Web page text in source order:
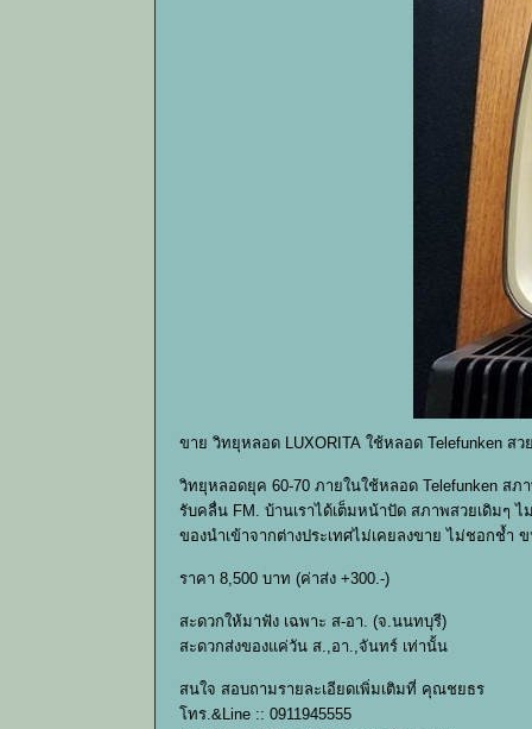
ขาย วิทยุหลอด LUXORITA ใช้หลอด Telefunken ส
วิทยุหลอดยุค 60-70 ภายในใช้หลอด Telefunken ส
รับคลื่น FM. บ้านเราได้เต็มหน้าปัด สภาพสวยเดิมๆ
ของนำเข้าจากต่างประเทศไม่เคยลงขาย ไม่ชอกช้ำ
ราคา 8,500 บาท (ค่าส่ง +300.-)
สะดวกให้มาฟัง เฉพาะ ส-อา. (จ.นนทบุรี)
สะดวกส่งของแค่วัน ส.,อา.,จันทร์ เท่านั้น
สนใจ สอบถามรายละเอียดเพิ่มเติมที่ คุณชยธร
โทร.&Line :: 0911945555